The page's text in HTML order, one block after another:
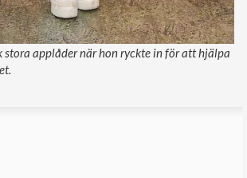
stora applåder när hon ryckte in för att hjälpa